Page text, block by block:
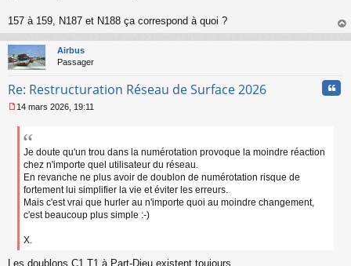
l
u
157 à 159, N187 et N188 ça correspond à quoi ?
au
Airbus
Passager
Re: Restructuration Réseau de Surface 2026
e
14 mars 2026, 19:11
Je doute qu'un trou dans la numérotation provoque la moindre réaction
chez n'importe quel utilisateur du réseau.
En revanche ne plus avoir de doublon de numérotation risque de
fortement lui simplifier la vie et éviter les erreurs.
Mais c'est vrai que hurler au n'importe quoi au moindre changement,
c'est beaucoup plus simple :-)
X.
Les doublons C1 T1 à Part-Dieu existent toujours.